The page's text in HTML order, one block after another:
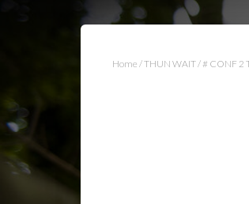
Home /THUN WAIT/ # CONF 2